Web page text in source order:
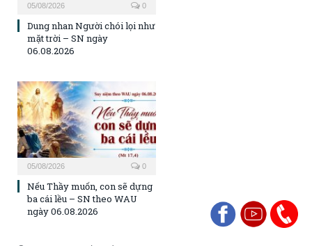
05/08/2026 0
Dung nhan Người chói lọi như
mặt trời – SN ngày
06.08.2026
05/08/2026 0
Nếu Thầy muốn, con sẽ dựng
ba cái lều – SN theo WAU
ngày 06.08.2026